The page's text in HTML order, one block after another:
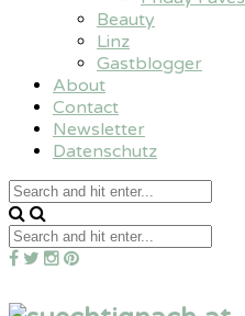
Beauty
Linz
Gastblogger
About
Contact
Newsletter
Datenschutz